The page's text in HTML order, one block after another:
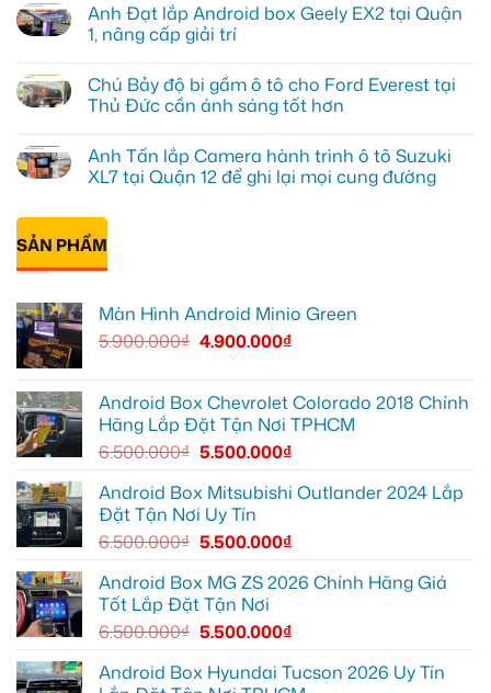
lắp
màn
hình
cho
Honda
CR-
Quận
12
bình
luận
ở
lắp
Màn
hình
Minio
Green
cho
Quận
9
vì
thiếu
ích
Anh Đạt lắp Android box Geely EX2 tại Quận
1, nâng cấp giải trí
bình
luận
ở
lắp
Android
box
Quận
1,
nâng
Chú Bảy độ bi gầm ô tô cho Ford Everest tại
Thủ Đức cần ánh sáng tốt hơn
bình
luận
ở
bi
gầm
ô
Ford
Everest
tại
ánh
sáng
tốt
Anh Tấn lắp Camera hành trình ô tô Suzuki
XL7 tại Quận 12 để ghi lại mọi cung đường
có
luận
ở
Anh
Camera
trình
XL7
tại
Quận
để
mọi
cung
đường
SẢN PHẨM
Màn Hình Android Minio Green
5.900.000₫ 4.900.000₫
Android Box Chevrolet Colorado 2018 Chính
Hãng Lắp Đặt Tận Nơi TPHCM
6.500.000₫ 5.500.000₫
Android Box Mitsubishi Outlander 2024 Lắp
Đặt Tận Nơi Uy Tín
6.500.000₫ 5.500.000₫
Android Box MG ZS 2026 Chính Hãng Giá
Tốt Lắp Đặt Tận Nơi
6.500.000₫ 5.500.000₫
Android Box Hyundai Tucson 2026 Uy Tín